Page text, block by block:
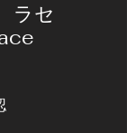
ラセ